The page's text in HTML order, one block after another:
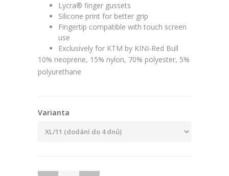
Lycra® finger gussets
Silicone print for better grip
Fingertip compatible with touch screen
use
Exclusively for KTM by KINI-Red Bull
10% neoprene, 15% nylon, 70% polyester, 5%
polyurethane
Varianta